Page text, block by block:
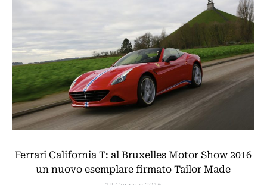
Ferrari California T: al Bruxelles Motor Show 2016
un nuovo esemplare firmato Tailor Made